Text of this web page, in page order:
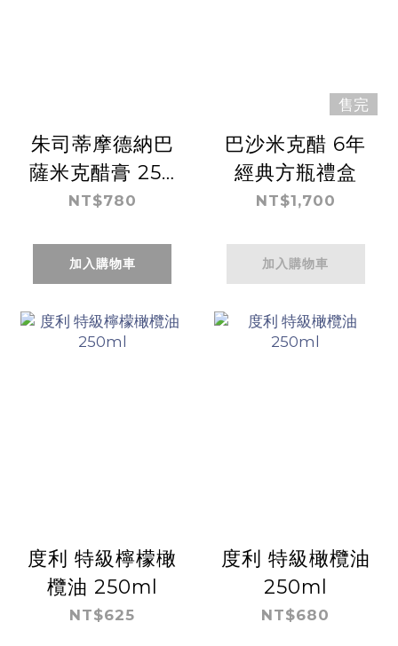
朱司蒂摩德納巴
薩米克醋膏 250
毫升
NT$780
加入購物車
售完
巴沙米克醋 6年
經典方瓶禮盒
NT$1,700
加入購物車
度利 特級檸檬橄
欖油 250ml
NT$625
度利 特級橄欖油
250ml
NT$680